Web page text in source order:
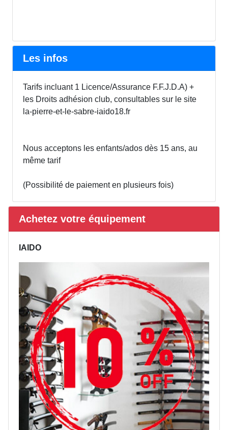
Les infos
Tarifs incluant 1 Licence/Assurance F.F.J.D.A) +
les Droits adhésion club, consultables sur le site
la-pierre-et-le-sabre-iaido18.fr
Nous acceptons les enfants/ados dès 15 ans, au
même tarif
(Possibilité de paiement en plusieurs fois)
Achetez votre équipement
IAIDO